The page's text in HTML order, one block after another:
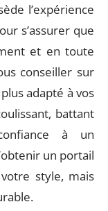
l’expérience
s’assurer que
et en toute
conseiller sur
adapté à vos
battant
à un
un portail
style, mais